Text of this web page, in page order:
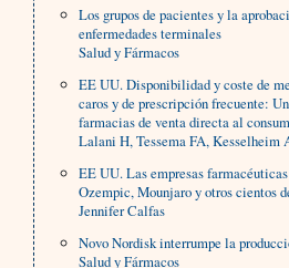
Los grupos de pacientes y la
enfermedades terminales
Salud y Fármacos
EE UU. Disponibilidad y coste de
caros y de prescripción frecuente:
farmacias de venta directa al
Lalani H, Tessema FA, Kesselheim
EE UU. Las empresas
Ozempic, Mounjaro y otros cientos
Jennifer Calfas
Novo Nordisk interrumpe la
Salud y Fármacos